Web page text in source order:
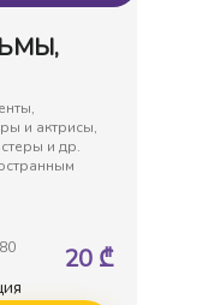
и актрисы,
и др.
20 ₾